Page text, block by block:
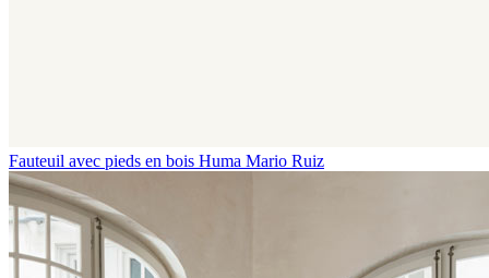
Fauteuil avec pieds en bois Huma Mario Ruiz